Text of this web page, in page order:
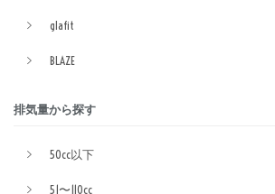
glafit
BLAZE
排気量から探す
50cc以下
51〜110cc